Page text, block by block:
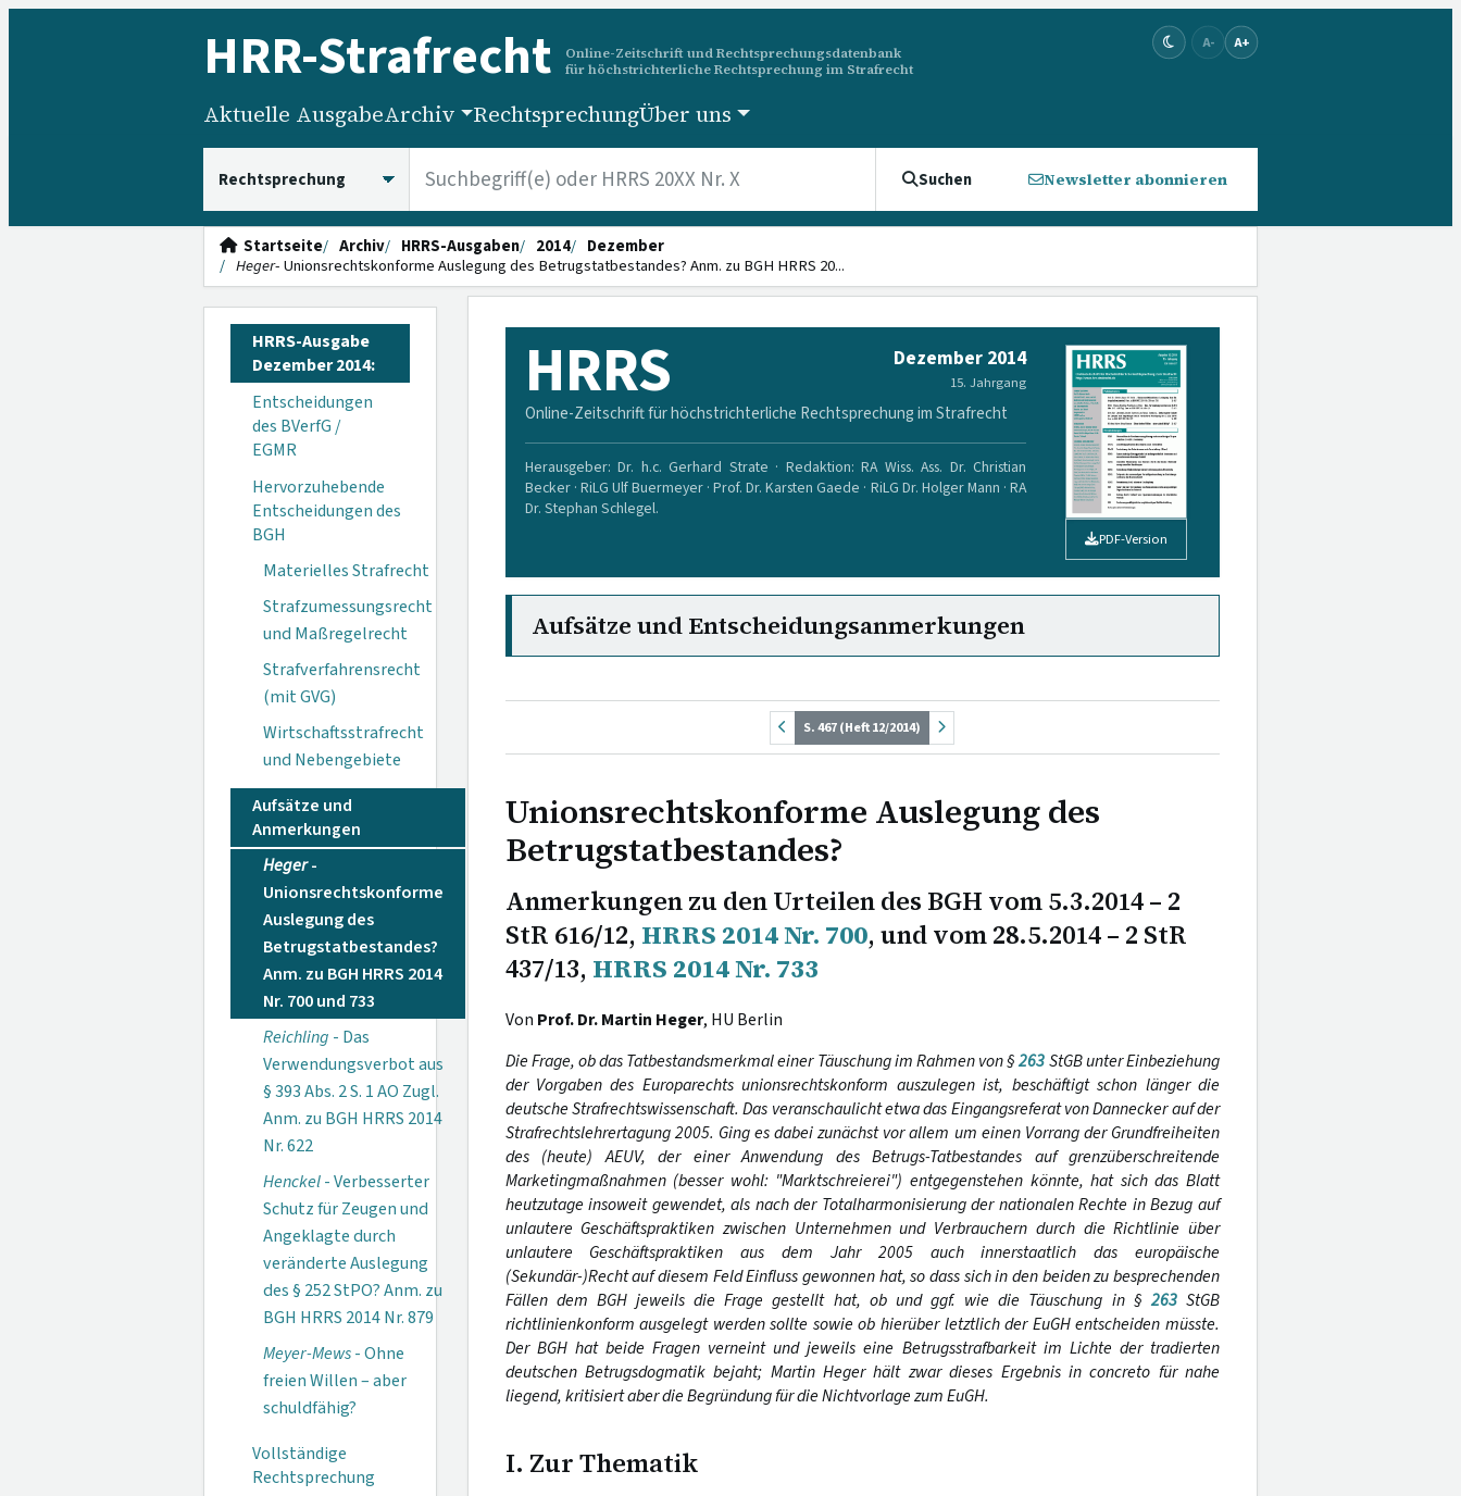
HRR-Strafrecht
Online-Zeitschrift und Rechtsprechungsdatenbank
für höchstrichterliche Rechtsprechung im Strafrecht
A- A+
Aktuelle AusgabeArchiv RechtsprechungÜber uns
Suchen Newsletter abonnieren
Startseite Archiv HRRS-Ausgaben 2014
Dezember
Heger- Unionsrechtskonforme Auslegung des Betrugstatbestandes? Anm. zu BGH HRRS 20...
HRRS-Ausgabe
Dezember 2014:
Entscheidungen
des BVerfG /
EGMR
Hervorzuhebende
Entscheidungen des
BGH
Materielles Strafrecht
Strafzumessungsrecht
und Maßregelrecht
Strafverfahrensrecht
(mit GVG)
Wirtschaftsstrafrecht
und Nebengebiete
Aufsätze und
Anmerkungen
Heger-
Unionsrechtskonforme
Auslegung des
Betrugstatbestandes?
Anm. zu BGH HRRS 2014
Nr. 700 und 733
Reichling - Das
Verwendungsverbot aus
§ 393 Abs. 2 S. 1 AO Zugl.
Anm. zu BGH HRRS 2014
Nr. 622
Henckel- Verbesserter
Schutz für Zeugen und
Angeklagte durch
veränderte Auslegung
des § 252 StPO? Anm. zu
BGH HRRS 2014 Nr. 879
Meyer-Mews- Ohne
freien Willen – aber
schuldfähig?
Vollständige
Rechtsprechung
HRRS Dezember 2014
15. Jahrgang
Online-Zeitschrift für höchstrichterliche Rechtsprechung im Strafrecht
Herausgeber: Dr. h.c. Gerhard Strate · Redaktion: RA Wiss. Ass. Dr. Christian
Becker · RiLG Ulf Buermeyer · Prof. Dr. Karsten Gaede · RiLG Dr. Holger Mann · RA
Dr. Stephan Schlegel.
PDF-Version
Aufsätze und Entscheidungsanmerkungen
S. 467 (Heft 12/2014)
Unionsrechtskonforme Auslegung des
Betrugstatbestandes?
Anmerkungen zu den Urteilen des BGH vom 5.3.2014 – 2
StR 616/12, HRRS 2014 Nr. 700, und vom 28.5.2014 – 2 StR
437/13, HRRS 2014 Nr. 733
Von Prof. Dr. Martin Heger, HU Berlin
Die Frage, ob das Tatbestandsmerkmal einer Täuschung im Rahmen von §263StGB unter Einbeziehung
der Vorgaben des Europarechts unionsrechtskonform auszulegen ist, beschäftigt schon länger die
deutsche Strafrechtswissenschaft. Das veranschaulicht etwa das Eingangsreferat von Dannecker auf der
Strafrechtslehrertagung 2005. Ging es dabei zunächst vor allem um einen Vorrang der Grundfreiheiten
des (heute) AEUV, der einer Anwendung des Betrugs-Tatbestandes auf grenzüberschreitende
Marketingmaßnahmen (besser wohl: "Marktschreierei") entgegenstehen könnte, hat sich das Blatt
heutzutage insoweit gewendet, als nach der Totalharmonisierung der nationalen Rechte in Bezug auf
unlautere Geschäftspraktiken zwischen Unternehmen und Verbrauchern durch die Richtlinie über
unlautere Geschäftspraktiken aus dem Jahr 2005 auch innerstaatlich das europäische
(Sekundär-)Recht auf diesem Feld Einfluss gewonnen hat, so dass sich in den beiden zu besprechenden
Fällen dem BGH jeweils die Frage gestellt hat, ob und ggf. wie die Täuschung in §263StGB
richtlinienkonform ausgelegt werden sollte sowie ob hierüber letztlich der EuGH entscheiden müsste.
Der BGH hat beide Fragen verneint und jeweils eine Betrugsstrafbarkeit im Lichte der tradierten
deutschen Betrugsdogmatik bejaht; Martin Heger hält zwar dieses Ergebnis in concreto für nahe
liegend, kritisiert aber die Begründung für die Nichtvorlage zum EuGH.
I. Zur Thematik